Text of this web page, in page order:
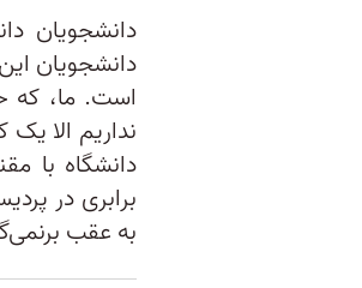
دانشجویان
دانشجویان
است. ما، که
نداریم الا یک
دانشگاه با
برابری در
به عقب